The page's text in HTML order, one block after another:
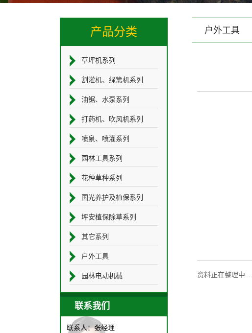
户外工具
资料正在整理中.....
产品分类
草坪机系列
割灌机、绿篱机系列
油锯、水泵系列
打药机、吹风机系列
喷泉、喷灌系列
园林工具系列
花种草种系列
国光养护及植保系列
坪安植保除草系列
其它系列
户外工具
园林电动机械
联系我们
联系人：张经理